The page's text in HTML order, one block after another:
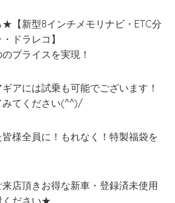
【新型8インチメモリナビ・ETC分
ドラレコ】
プライスを実現！
アには試乗も可能でございます！
みてください(^^)/
様全員に！もれなく！特製福袋を
店頂きお得な新車・登録済未使用
ください★